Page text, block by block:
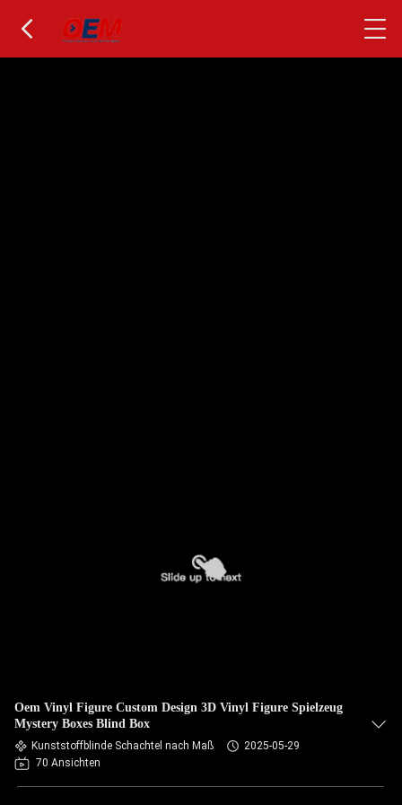
Oem Vinyl Figure Custom Design 3D Vinyl Figure Spielzeug
Mystery Boxes Blind Box
Kunststoffblinde Schachtel nach Maß
2025-05-29
70 Ansichten